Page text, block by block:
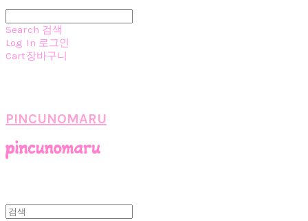
Search 검색
Log In 로그인
Cart장바구니
PINCUNOMARU